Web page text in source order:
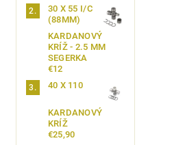
30 X 55 I/C
(88MM)
KARDANOVÝ
KRÍŽ - 2.5 MM
SEGERKA
€12
40 X 110
KARDANOVÝ
KRÍŽ
€25,90